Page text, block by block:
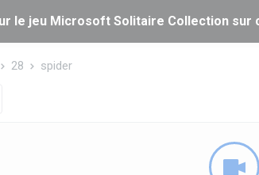
le jeu Microsoft Solitaire Collection sur
28 spider